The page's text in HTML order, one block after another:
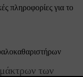
πληροφορίες για το
μάκτρων των